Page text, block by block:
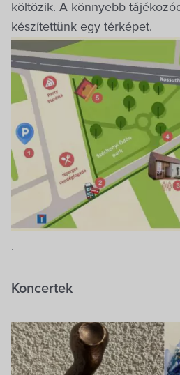
költözik. A könnyebb
készítettünk egy térképet.
.
Koncertek
Kiállítások
Ökotúrák
Egyebek